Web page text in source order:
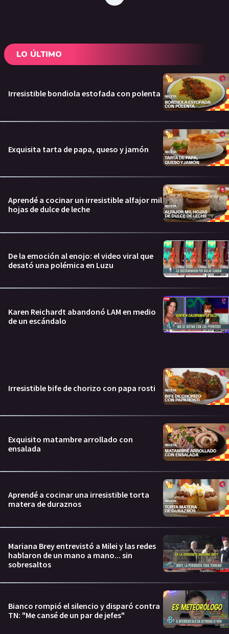
LO ÚLTIMO
Irresistible bondiola estofada con polenta
Exquisita tarta de papa, queso y jamón
Aprendé a cocinar un irresistible alfajor mil
hojas de dulce de leche
De la emoción al enojo: el video viral que
desató una polémica en Luzu
Karen Reichardt abandonó LAM en medio
de un escándalo
Irresistible bife de chorizo con papa rosti
Exquisito matambre arrollado con
ensalada
Aprendé a cocinar una irresistible torta
matera de duraznos
Mariana Brey entrevistó a Milei y las redes
hablaron de un mano a mano... sin
sobresaltos
Bianco rompió el silencio y disparó contra
TN: "Me cansé de un par de jefes"